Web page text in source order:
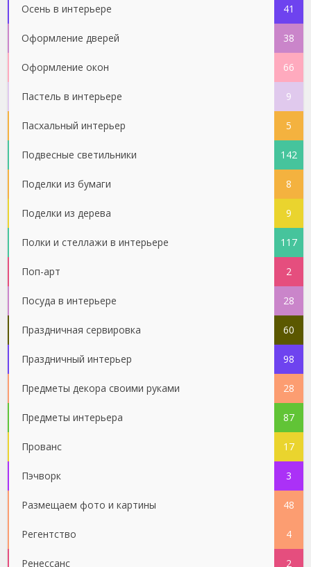
Осень в интерьере 41
Оформление дверей 38
Оформление окон 66
Пастель в интерьере 9
Пасхальный интерьер 5
Подвесные светильники 142
Поделки из бумаги 8
Поделки из дерева 9
Полки и стеллажи в интерьере 117
Поп-арт 2
Посуда в интерьере 28
Праздничная сервировка 60
Праздничный интерьер 98
Предметы декора своими руками 28
Предметы интерьера 87
Прованс 17
Пэчворк 3
Размещаем фото и картины 48
Регентство 4
Ренессанс 2